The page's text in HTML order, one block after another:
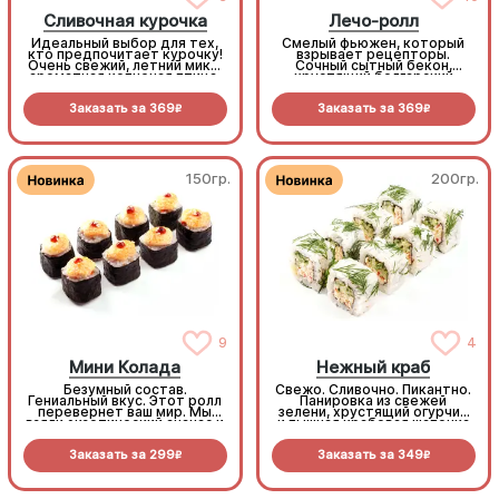
Сливочная курочка
Идеальный выбор для тех,
кто предпочитает курочку!
Очень свежий, летний микс:
ароматная копченая птица,
Знакомый и любимый вкус в
Заказать за 369R
Лечо-ролл
Смелый фьюжен, который
взрывает рецепторы.
Сочный сытный бекон,
хрустящий болгарский
умами-морковь и пикантный
тайский соус на сливочной
Заказать за 369R
150гр.
9
Мини Колада
Безумный состав.
Гениальный вкус. Этот ролл
перевернет ваш мир. Мы
взяли экзотический ананас и
ферментированной в соусе
терияки до глубокого
умами-вкуса. Это не просто
необычно, это невероятно
вкусно и сытно! Удобный
Заказать за 299R
200гр.
4
Нежный краб
Свежо. Сливочно. Пикантно.
Панировка из свежей
зелени, хрустящий огурчик
и пышная крабовая шапочка
Идеальный баланс
классической нежности и
азиатской остринки (8шт.)
Заказать за 349R